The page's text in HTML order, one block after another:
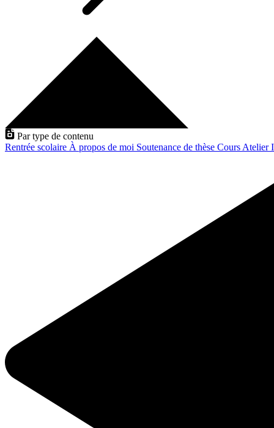
Par type de contenu
Rentrée scolaire À propos de moi Soutenance de thèse Cours Atelier